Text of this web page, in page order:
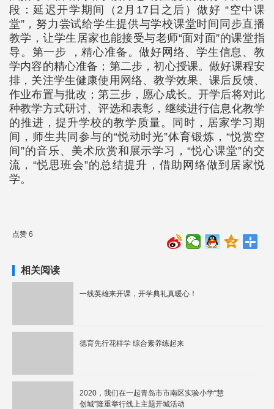
段：延迟开学期间（2月17日之后）做好 “空中课
堂”，努力尝试给学生提供与学校课堂时间同步直播
教学，让学生居家也能接受与老师“面对面”的课堂指
导。第一步 ，精心准备。做好网络、学生信息、教
学内容的精心准备；第二步，初心授课。做好课程安
排，关注学生健康使用网络、教学效果、课后反馈、
作业布置与批改；第三步，愿心成长。开学后将对此
种教学方式研讨、评选和表彰，继续进行信息化教学
的推进，提升学校的教学质量。同时，居家学习期
间，师生共同参与的“悦动时光”体育锻炼，“悦赏空
间”的音乐、美术欣赏和展示学习，“悦心课堂”的交
流，“悦思班会”的总结提升，借助网络做到居家悦
学。
点赞 6
相关阅读
一线英雄来开课，开学典礼真暖心！
德育先行花样学 综合素养练起来
2020，我们在一起青岛市市南区实验小学“慧
创城”隆重举行线上主题开城活动